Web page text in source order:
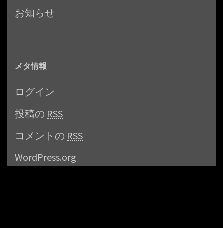
お知らせ
メタ情報
ログイン
投稿の RSS
コメントの RSS
WordPress.org